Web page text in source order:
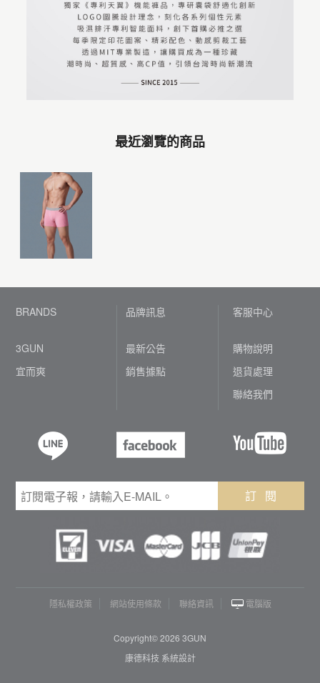
最近瀏覽的商品
BRANDS
3GUN
宜而爽
品牌訊息
最新公告
銷售據點
客服中心
購物說明
退貨處理
聯絡我們
訂 閱
隱私權政策 網站使用條款 聯絡資訊 電腦版
Copyright© 2026 3GUN
康德科技 系統設計